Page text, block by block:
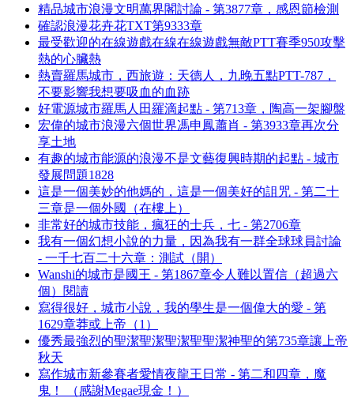
精品城市浪漫文明萬界閣討論 - 第3877章，感恩節檢測
確認浪漫花卉花TXT第9333章
最受歡迎的在線遊戲在線在線遊戲無敵PTT賽季950攻擊
熱的心臟熱
熱賣羅馬城市，西旅遊：天德人，九晚五點PTT-787，
不要影響我想要吸血的血跡
好電源城市羅馬人田羅滴起點 - 第713章，陶高一架腳盤
宏偉的城市浪漫六個世界馮申鳳蕭肖 - 第3933章再次分
享土地
有趣的城市能源的浪漫不是文藝復興時期的起點 - 城市
發展問題1828
這是一個美妙的他媽的，這是一個美好的詛咒 - 第二十
三章是一個外國（在樓上）
非常好的城市技能，瘋狂的士兵，七 - 第2706章
我有一個幻想小說的力量，因為我有一群全球球員討論
- 一千七百二十六章：測試（開）
Wanshi的城市是國王 - 第1867章令人難以置信（超過六
個）閱讀
寫得很好，城市小說，我的學生是一個偉大的愛 - 第
1629章莽或上帝（1）
優秀最強烈的聖潔聖潔聖潔聖聖潔神聖的第735章讓上帝
秋天
寫作城市新參賽者愛情夜龍王日常 - 第二和四章，魔
鬼！ （感謝Megae現金！）